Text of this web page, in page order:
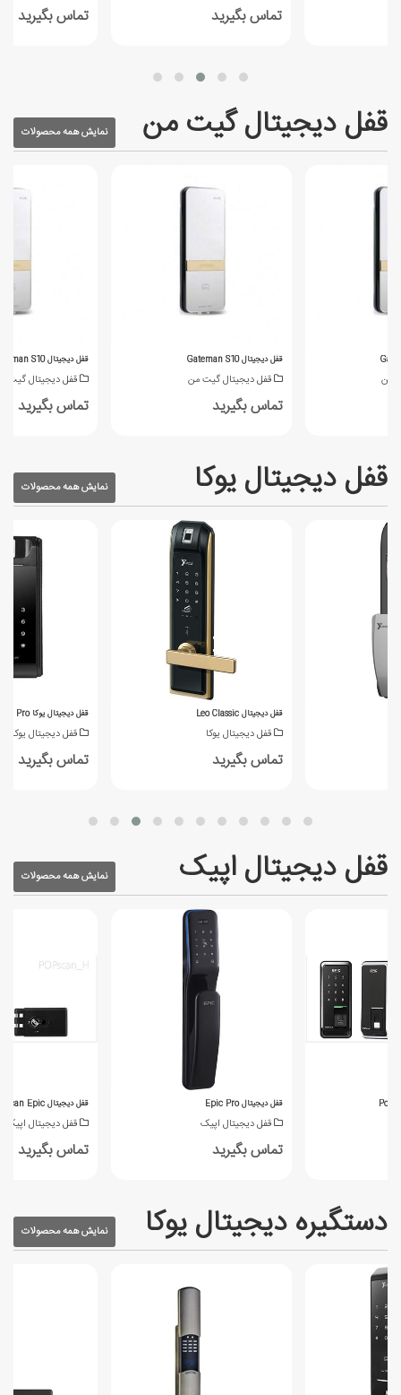
تماس بگیرید تماس بگیرید
قفل دیجیتال گیت من نمایش همه محصولات
قفل دیجیتال Gateman S10
قفل دیجیتال گیت
تماس بگیرید
قفل دیجیتال Gateman S10
قفل دیجیتال گیت من
تماس بگیرید
من
قفل دیجیتال یوکا نمایش همه محصولات
قفل دیجیتال یوکا Luna Pro
قفل دیجیتال یوکا
تماس بگیرید
قفل دیجیتال Leo Classic
قفل دیجیتال یوکا
تماس بگیرید
قفل دیجیتال اپیک نمایش همه محصولات
قفل دیجیتال Popscan Epic
قفل دیجیتال اپیک
تماس بگیرید
قفل دیجیتال Epic Pro
قفل دیجیتال اپیک
تماس بگیرید
دستگیره دیجیتال یوکا نمایش همه محصولات